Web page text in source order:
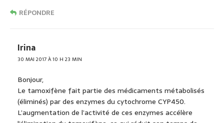
RÉPONDRE
Irina
30 MAI 2017 À 10 H 23 MIN
Bonjour,
Le tamoxifène fait partie des médicaments métabolisés
(éliminés) par des enzymes du cytochrome CYP450.
L’augmentation de l’activité de ces enzymes accélère